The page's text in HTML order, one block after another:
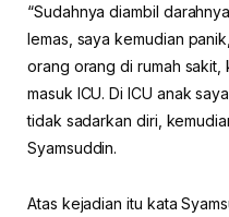
“Sudahnya diambil
lemas, saya kemudian
orang orang di rumah sakit,
masuk ICU. Di ICU anak
tidak sadarkan diri,
Syamsuddin.
Atas kejadian itu kata